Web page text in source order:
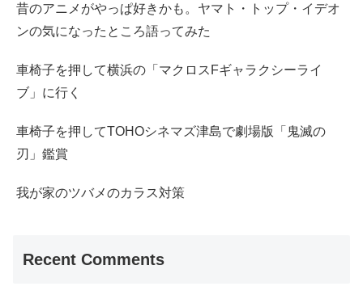
昔のアニメがやっぱ好きかも。ヤマト・トップ・イデオ
ンの気になったところ語ってみた
車椅子を押して横浜の「マクロスFギャラクシーライ
ブ」に行く
車椅子を押してTOHOシネマズ津島で劇場版「鬼滅の
刃」鑑賞
我が家のツバメのカラス対策
Recent Comments